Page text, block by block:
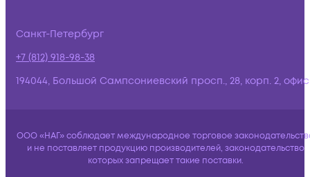
Санкт-Петербург
+7 (812) 918-98-38
194044, Большой Сампсониевский просп., 28, корп. 2,
ООО «НАГ» соблюдает международное торговое
и не поставляет продукцию производителей, законодательство
которых запрещает такие поставки.